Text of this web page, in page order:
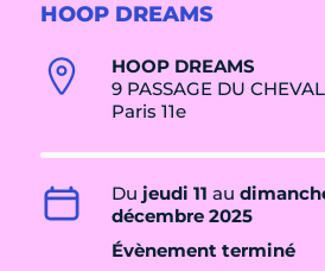
HOOP DREAMS
HOOP DREAMS
9 PASSAGE DU
Paris 11e
Du jeudi 11 au
décembre 2025
Évènement terminé